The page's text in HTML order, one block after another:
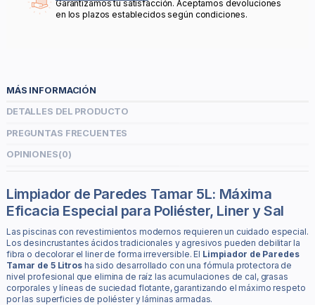
Garantizamos tu satisfacción. Aceptamos devoluciones
en los plazos establecidos según condiciones.
MÁS INFORMACIÓN
DETALLES DEL PRODUCTO
PREGUNTAS FRECUENTES
OPINIONES(0)
Limpiador de Paredes Tamar 5L: Máxima
Eficacia Especial para Poliéster, Liner y Sal
Las piscinas con revestimientos modernos requieren un cuidado especial.
Los desincrustantes ácidos tradicionales y agresivos pueden debilitar la
fibra o decolorar el liner de forma irreversible. El Limpiador de Paredes
Tamar de 5 Litrosha sido desarrollado con una fórmula protectora de
nivel profesional que elimina de raíz las acumulaciones de cal, grasas
corporales y líneas de suciedad flotante, garantizando el máximo respeto
por las superficies de poliéster y láminas armadas.